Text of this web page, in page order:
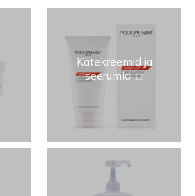
Kätekreemid ja
seerumid12